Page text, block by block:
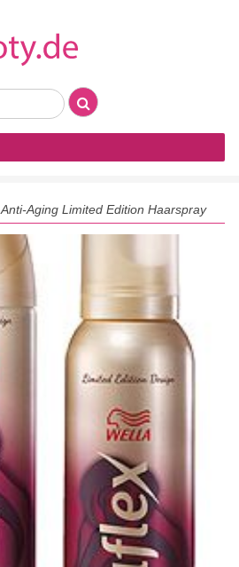
Anti-Aging Limited Edition Haarspray